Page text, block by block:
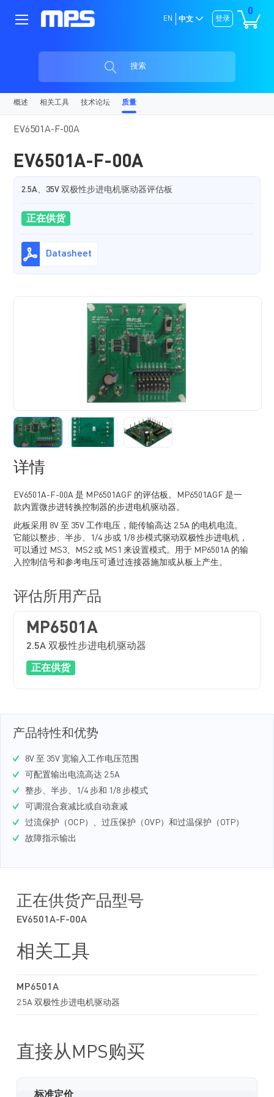
0
登录
EN 中文
搜索
概述 相关工具 技术论坛 质量
EV6501A-F-00A
EV6501A-F-00A
2.5A、35V 双极性步进电机驱动器评估板
正在供货
Datasheet
详情
EV6501A-F-00A 是 MP6501AGF 的评估板。MP6501AGF 是一
款内置微步进转换控制器的步进电机驱动器。
此板采用 8V 至 35V 工作电压，能传输高达 2.5A 的电机电流。
它能以整步、半步、1/4 步或 1/8 步模式驱动双极性步进电机，
可以通过 MS3、MS2 或 MS1 来设置模式。用于 MP6501A 的输
入控制信号和参考电压可通过连接器施加或从板上产生。
评估所用产品
MP6501A
2.5A 双极性步进电机驱动器
正在供货
产品特性和优势
8V 至 35V 宽输入工作电压范围
可配置输出电流高达 2.5A
整步、半步、1/4 步和 1/8 步模式
可调混合衰减比或自动衰减
过流保护（OCP）、过压保护（OVP）和过温保护（OTP）
故障指示输出
正在供货产品型号
EV6501A-F-00A
相关工具
MP6501A
2.5A 双极性步进电机驱动器
直接从MPS购买